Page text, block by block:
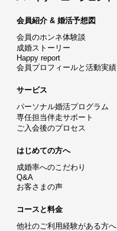
会員紹介 & 婚活予想図
会員のホンネ体験談
成婚ストーリー
Happy report
会員プロフィールと活動実績
サービス
パーソナル婚活プログラム
専任担当伴走サポート
ご入会後のプロセス
はじめての方へ
成婚率へのこだわり
Q&A
お客さまの声
コースと料金
他社のご利用経験がある方へ